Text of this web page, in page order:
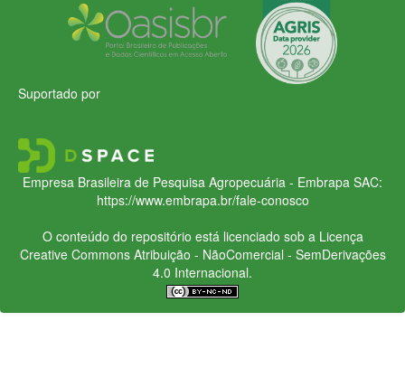
Suportado por
Empresa Brasileira de Pesquisa Agropecuária - Embrapa SAC:
https://www.embrapa.br/fale-conosco
O conteúdo do repositório está licenciado sob a Licença
Creative CommonsAtribuição - NãoComercial - SemDerivações
4.0 Internacional.